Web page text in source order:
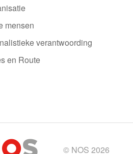
mensen
verantwoording
en Route
© NOS 2026